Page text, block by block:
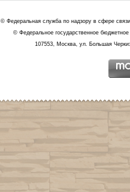
© Федеральная служба по надзору в сфере
© Федеральное государственное
107553, Москва, ул. Большая